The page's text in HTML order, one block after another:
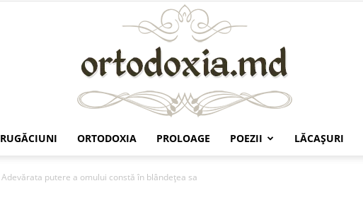
RUGĂCIUNI ORTODOXIA PROLOAGE POEZII LĂCAŞURI
Adevărata putere a omului constă în blândeţea sa